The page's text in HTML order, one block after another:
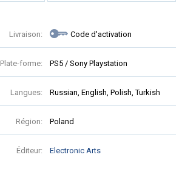
Livraison: Code d'activation
Plate-forme: PS5 / Sony Playstation
Langues: Russian, English, Polish, Turkish
Région: Poland
Éditeur: Electronic Arts